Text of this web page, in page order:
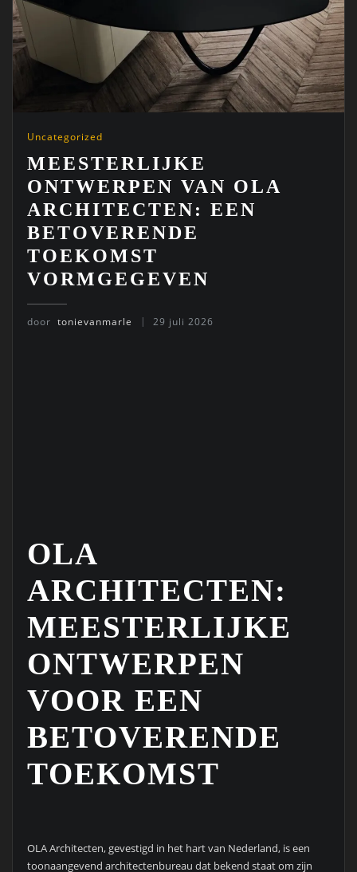
Uncategorized
MEESTERLIJKE
ONTWERPEN VAN OLA
ARCHITECTEN: EEN
BETOVERENDE
TOEKOMST
VORMGEGEVEN
door tonievanmarle 29 juli 2026
OLA
ARCHITECTEN:
MEESTERLIJKE
ONTWERPEN
VOOR EEN
BETOVERENDE
TOEKOMST
OLA Architecten, gevestigd in het hart van Nederland, is een
toonaangevend architectenbureau dat bekend staat om zijn